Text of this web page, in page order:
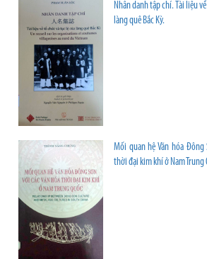
Nhân danh tập chí. Tài liệu
làng quê Bắc Kỳ.
Mối quan hệ Văn hóa Đông
thời đại kim khí ở Nam Trung